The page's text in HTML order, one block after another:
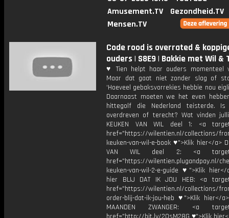
Amusement.TV
Gezondheid.TV
Mensen.TV
Code rood is overrated &
ouders | S8E9 | Bakkie met Wil &
♥ Tien helpt haar ouders momenteel
Maar dat gaat niet zonder slag of
‘Hoeveel gebaksvorrekies hebbie nou
Daarnaast moeten we het even
hittegolf die Nederland teisterde.
overdreven of terecht? Wat vinden
KEUKEN VAN WIL deel 1: <a
href="https://wilentien.nl/collections/
keuken-van-wil-e-book ♥">Klik hier</a>
VAN WIL deel 2: <a
href="https://wilentien.plugandpay.nl/
keuken-van-wil-2-e-guide ♥">Klik
hier BLIJ DAT IK JOU HEB: <a
href="https://wilentien.nl/collections/
order-blij-dat-ik-jou-heb ♥">Klik hier</
MAANDEN ZWANGER: <a